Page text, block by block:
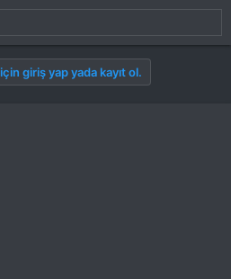
giriş yap yada kayıt ol.